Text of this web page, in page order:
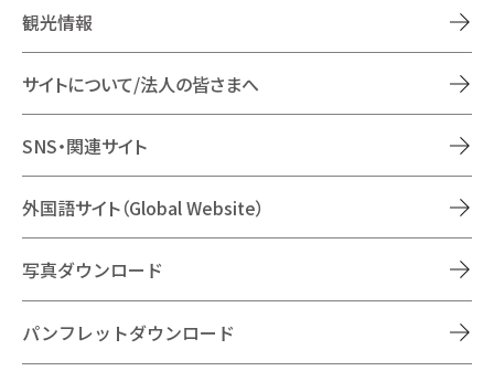
観光情報
サイトについて/法人の皆さまへ
SNS・関連サイト
外国語サイト（Global Website）
写真ダウンロード
パンフレットダウンロード